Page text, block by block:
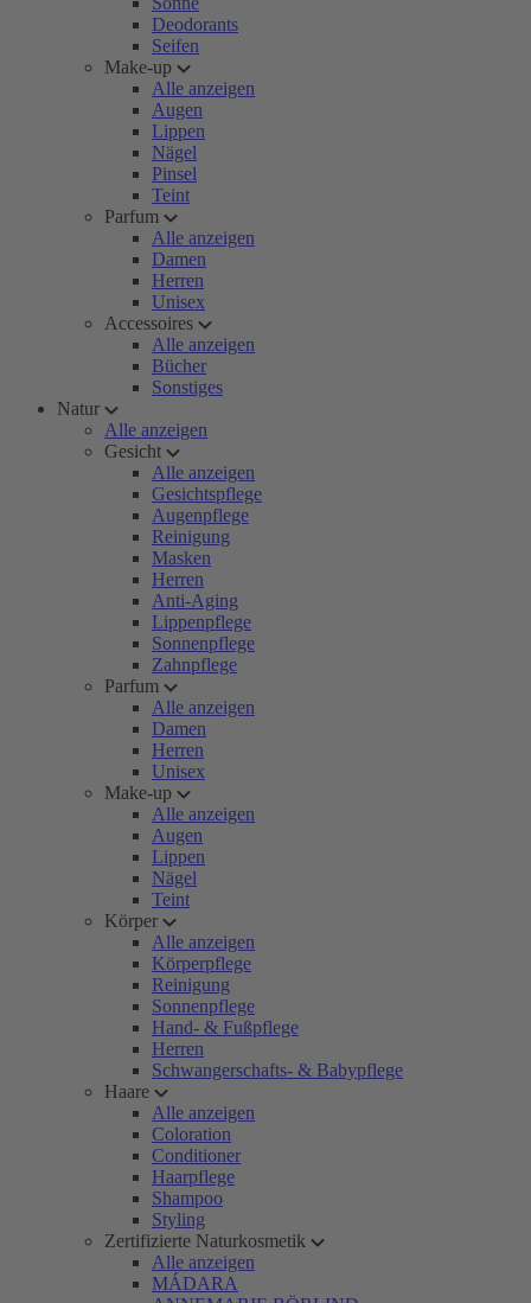
Deodorants
Seifen
Make-up
Alle anzeigen
Augen
Lippen
Nägel
Pinsel
Teint
Parfum
Alle anzeigen
Damen
Herren
Unisex
Accessoires
Alle anzeigen
Bücher
Sonstiges
Natur
Alle anzeigen
Gesicht
Alle anzeigen
Gesichtspflege
Augenpflege
Reinigung
Masken
Herren
Anti-Aging
Lippenpflege
Sonnenpflege
Zahnpflege
Parfum
Alle anzeigen
Damen
Herren
Unisex
Make-up
Alle anzeigen
Augen
Lippen
Nägel
Teint
Körper
Alle anzeigen
Körperpflege
Reinigung
Sonnenpflege
Hand- & Fußpflege
Herren
Schwangerschafts- & Babypflege
Haare
Alle anzeigen
Coloration
Conditioner
Haarpflege
Shampoo
Styling
Zertifizierte Naturkosmetik
Alle anzeigen
MÁDARA